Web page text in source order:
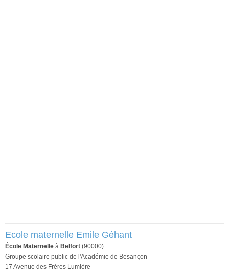
Ecole maternelle Emile Géhant
École Maternelle à Belfort (90000)
Groupe scolaire public de l'Académie de Besançon
17 Avenue des Frères Lumière